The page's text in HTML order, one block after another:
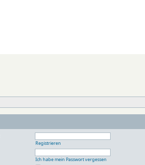
Registrieren
Ich habe mein Passwort vergessen